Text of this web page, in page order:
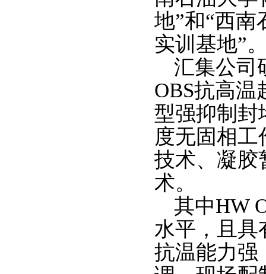
地”和“西
实训基地”
汇集公司
OBS抗高
型强抑制封
度无固相
技术、凝胶
术。
其中HW
水平，且具
抗温能力强